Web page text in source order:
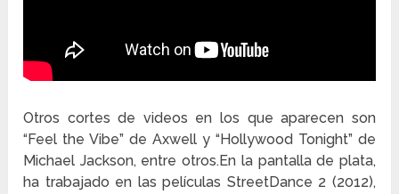
Otros cortes de videos en los que aparecen son
“Feel the Vibe” de Axwell y “Hollywood Tonight” de
Michael Jackson, entre otros.En la pantalla de plata,
ha trabajado en las películas StreetDance 2 (2012),